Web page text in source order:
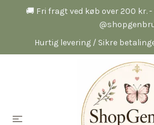
🚚 Fri fragt ved køb over 200 kr.
Hurtig levering / Sikre